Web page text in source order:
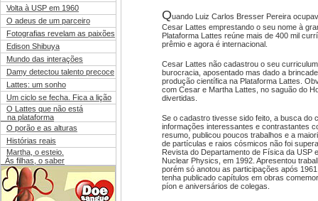
Volta à USP em 1960
O adeus de um parceiro
Fotografias revelam as paixões
Edison Shibuya
Mundo das interações
Damy detectou talento precoce
Lattes: um sonho
Um ciclo se fecha. Fica a lição
O Lattes que não está
na plataforma
O porão e as alturas
Histórias reais
Martha, o esteio.
Às filhas, o saber
Quando Luiz Carlos Bresser Pereira
Cesar Lattes emprestando o seu nome à
Plataforma Lattes reúne mais de 400 mil
prêmio e agora é internacional.
Cesar Lattes não cadastrou o seu
burocracia, aposentado mas dado a
produção científica na Plataforma Lattes.
com Cesar e Martha Lattes, no saguão do
divertidas.
Se o cadastro tivesse sido feito, a busca do
informações interessantes e contrastantes
resumo, publicou poucos trabalhos e a
de partículas e raios cósmicos não foi
Revista do Departamento de Física da USP
Nuclear Physics, em 1992. Apresentou
porém só anotou as participações após
tenha publicado capítulos em obras
píon e aniversários de colegas.